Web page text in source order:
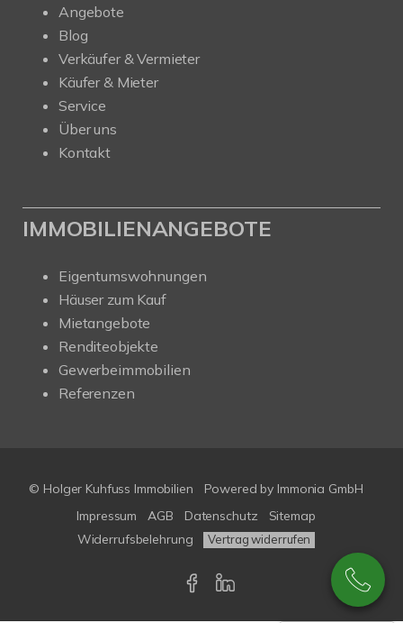
Angebote
Blog
Verkäufer & Vermieter
Käufer & Mieter
Service
Über uns
Kontakt
IMMOBILIENANGEBOTE
Eigentumswohnungen
Häuser zum Kauf
Mietangebote
Renditeobjekte
Gewerbeimmobilien
Referenzen
© Holger Kuhfuss Immobilien Powered by Immonia GmbH
Impressum
AGB Datenschutz
Sitemap
Widerrufsbelehrung
Vertrag widerrufen